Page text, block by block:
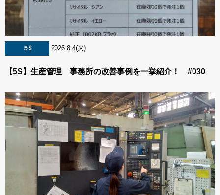
５S 2026.8.4(火)
【5S】生産管理 事務所の改善事例を一挙紹介！ #030